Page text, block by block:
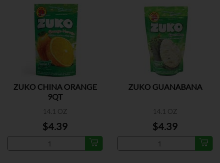
ZUKO CHINA ORANGE
9QT
14.1 OZ
$4.39
ZUKO GUANABANA
14.1 OZ
$4.39